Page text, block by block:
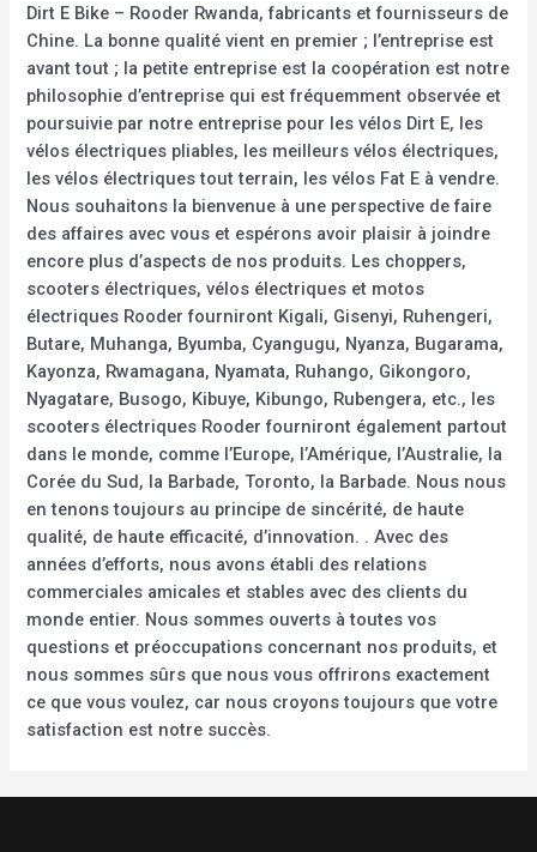
Dirt E Bike – Rooder Rwanda, fabricants et fournisseurs de
Chine. La bonne qualité vient en premier ; l’entreprise est
avant tout ; la petite entreprise est la coopération est notre
philosophie d’entreprise qui est fréquemment observée et
poursuivie par notre entreprise pour les vélos Dirt E, les
vélos électriques pliables, les meilleurs vélos électriques,
les vélos électriques tout terrain, les vélos Fat E à vendre.
Nous souhaitons la bienvenue à une perspective de faire
des affaires avec vous et espérons avoir plaisir à joindre
encore plus d’aspects de nos produits. Les choppers,
scooters électriques, vélos électriques et motos
électriques Rooder fourniront Kigali, Gisenyi, Ruhengeri,
Butare, Muhanga, Byumba, Cyangugu, Nyanza, Bugarama,
Kayonza, Rwamagana, Nyamata, Ruhango, Gikongoro,
Nyagatare, Busogo, Kibuye, Kibungo, Rubengera, etc., les
scooters électriques Rooder fourniront également partout
dans le monde, comme l’Europe, l’Amérique, l’Australie, la
Corée du Sud, la Barbade, Toronto, la Barbade. Nous nous
en tenons toujours au principe de sincérité, de haute
qualité, de haute efficacité, d’innovation. . Avec des
années d’efforts, nous avons établi des relations
commerciales amicales et stables avec des clients du
monde entier. Nous sommes ouverts à toutes vos
questions et préoccupations concernant nos produits, et
nous sommes sûrs que nous vous offrirons exactement
ce que vous voulez, car nous croyons toujours que votre
satisfaction est notre succès.